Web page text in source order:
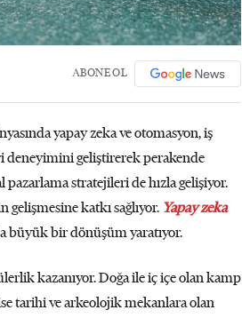
ABONE OL
yapay zeka ve otomasyon, iş
deneyimini geliştirerek perakende
stratejileri de hızla gelişiyor.
katkı sağlıyor. Yapay zeka
büyük bir dönüşüm yaratıyor.
kazanıyor. Doğa ile iç içe olan kamp
tarihi ve arkeolojik mekanlara olan